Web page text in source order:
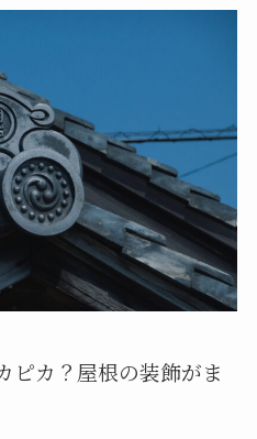
ピカ？屋根の装飾がま